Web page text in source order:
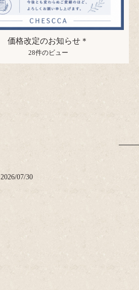
価格改定のお知らせ＊
28件のビュー
2026/07/30